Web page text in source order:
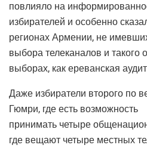
повлияло на
избирателей и особенно
регионах Армении, не
выбора телеканалов и такого
выборах, как ереванская
Даже избиратели второго по
Гюмри, где есть возможность
принимать четыре
где вещают четыре местных